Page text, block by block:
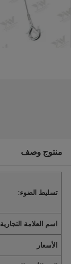
منتوج وصف
تسليط الضوء:
اسم العلامة التجارية
الأسعار